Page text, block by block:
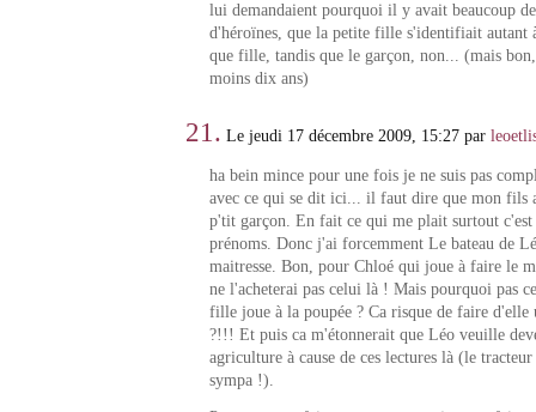
lui demandaient pourquoi il y avait beaucoup
d'héroïnes, que la petite fille s'identifiait autant
que fille, tandis que le garçon, non... (mais
moins dix ans)
21. Le jeudi 17 décembre 2009, 15:27 par
ha bein mince pour une fois je ne suis pas
avec ce qui se dit ici... il faut dire que mon fils
p'tit garçon. En fait ce qui me plait surtout c'est
prénoms. Donc j'ai forcemment Le bateau de
maitresse. Bon, pour Chloé qui joue à faire le
ne l'acheterai pas celui là ! Mais pourquoi pas
fille joue à la poupée ? Ca risque de faire d'elle
?!!! Et puis ca m'étonnerait que Léo veuille
agriculture à cause de ces lectures là (le
sympa !).